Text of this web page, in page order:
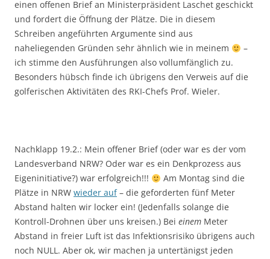
einen offenen Brief an Ministerpräsident Laschet geschickt
und fordert die Öffnung der Plätze. Die in diesem
Schreiben angeführten Argumente sind aus
naheliegenden Gründen sehr ähnlich wie in meinem
–
ich stimme den Ausführungen also vollumfänglich zu.
Besonders hübsch finde ich übrigens den Verweis auf die
golferischen Aktivitäten des RKI-Chefs Prof. Wieler.
Nachklapp 19.2.: Mein offener Brief (oder war es der vom
Landesverband NRW? Oder war es ein Denkprozess aus
Eigeninitiative?) war erfolgreich!!!
Am Montag sind die
Plätze in NRW wieder auf– die geforderten fünf Meter
Abstand halten wir locker ein! (Jedenfalls solange die
Kontroll-Drohnen über uns kreisen.) Bei einem Meter
Abstand in freier Luft ist das Infektionsrisiko übrigens auch
noch NULL. Aber ok, wir machen ja untertänigst jeden